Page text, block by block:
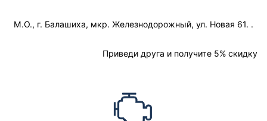
М.О., г. Балашиха, мкр. Железнодорожный, ул. Новая 61. .
Приведи друга и получите 5% скидку